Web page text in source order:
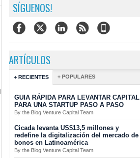
SÍGUENOS!
ARTÍCULOS
+ RECIENTES + POPULARES
GUIA RÁPIDA PARA LEVANTAR CAPITAL
PARA UNA STARTUP PASO A PASO
By the Blog Venture Capital Team
Cicada levanta US$13,5 millones y
redefine la digitalización del mercado de
bonos en Latinoamérica
By the Blog Venture Capital Team